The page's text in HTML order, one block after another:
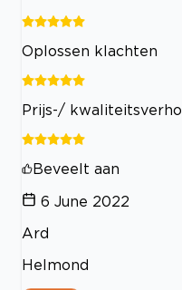
Oplossen klachten
Prijs-/
Beveelt aan
6 June 2022
Ard
Helmond